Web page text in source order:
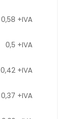
0,58 +IVA
0,5 +IVA
0,42 +IVA
0,37 +IVA